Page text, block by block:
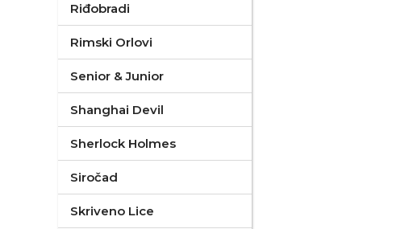
Riđobradi
Rimski Orlovi
Senior & Junior
Shanghai Devil
Sherlock Holmes
Siročad
Skriveno Lice